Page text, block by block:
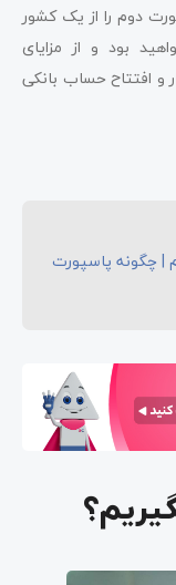
دوم را از یک کشور
بود و از مزایای
افتتاح حساب بانکی
| چگونه پاسپورت